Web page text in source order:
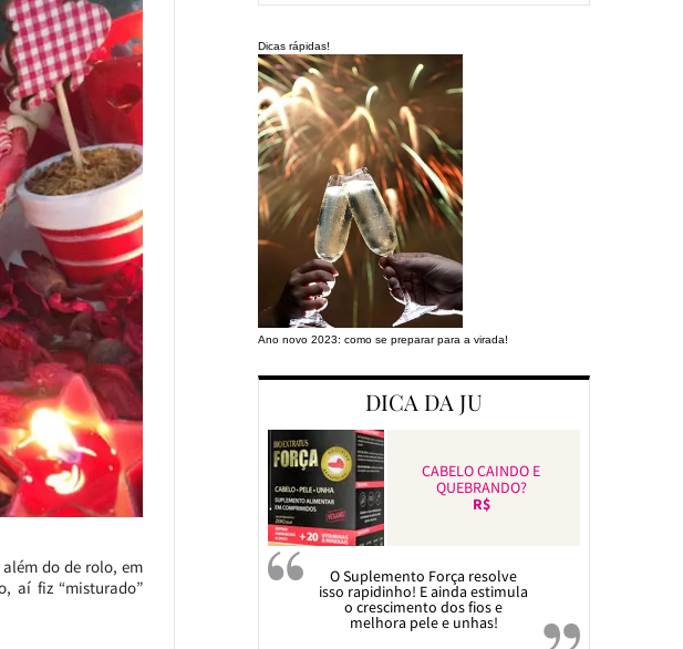
do de rolo, em
aí fiz “misturado”
Dicas rápidas!
Ano novo 2023: como se preparar para a virada!
DICA DA JU
CABELO CAINDO E
QUEBRANDO?
R$
O Suplemento Força resolve
isso rapidinho! E ainda estimula
o crescimento dos fios e
melhora pele e unhas!